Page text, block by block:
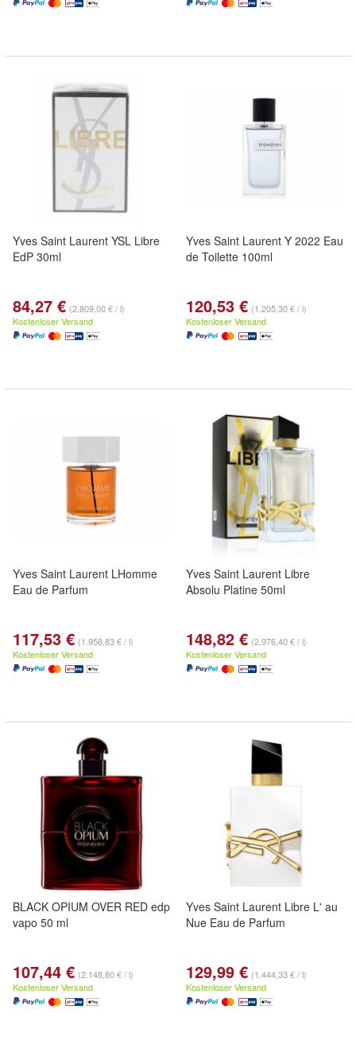
Yves Saint Laurent YSL Libre
EdP 30ml
84,27 € (2.809,00 € / l)
Kostenloser Versand
Yves Saint Laurent Y 2022 Eau
de Toilette 100ml
120,53 € (1.205,30 € / l)
Kostenloser Versand
Yves Saint Laurent LHomme
Eau de Parfum
117,53 € (1.958,83 € / l)
Kostenloser Versand
Yves Saint Laurent Libre
Absolu Platine 50ml
148,82 € (2.976,40 € / l)
Kostenloser Versand
BLACK OPIUM OVER RED edp
vapo 50 ml
107,44 € (2.148,80 € / l)
Kostenloser Versand
Yves Saint Laurent Libre L' au
Nue Eau de Parfum
129,99 € (1.444,33 € / l)
Kostenloser Versand